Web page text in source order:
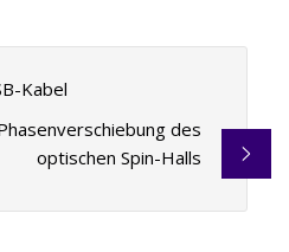
Kabel
des
optischen Spin-Halls